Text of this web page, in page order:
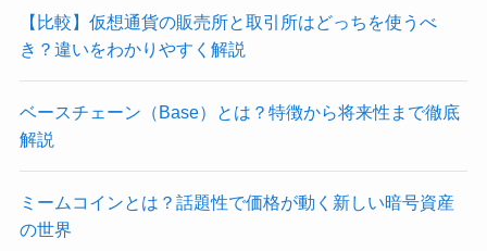
【比較】仮想通貨の販売所と取引所はどっちを使うべ
き？違いをわかりやすく解説
ベースチェーン（Base）とは？特徴から将来性まで徹底
解説
ミームコインとは？話題性で価格が動く新しい暗号資産
の世界